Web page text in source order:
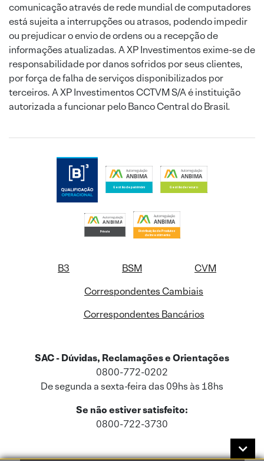
comunicação através de rede mundial de computadores
está sujeita a interrupções ou atrasos, podendo impedir
ou prejudicar o envio de ordens ou a recepção de
informações atualizadas. A XP Investimentos exime-se de
responsabilidade por danos sofridos por seus clientes,
por força de falha de serviços disponibilizados por
terceiros. A XP Investimentos CCTVM S/A é instituição
autorizada a funcionar pelo Banco Central do Brasil.
B3 BSM
CVM
Correspondentes Cambiais
Correspondentes Bancários
SAC - Dúvidas, Reclamações e Orientações
0800-772-0202
De segunda a sexta-feira das 09hs às 18hs
Se não estiver satisfeito:
0800-722-3730